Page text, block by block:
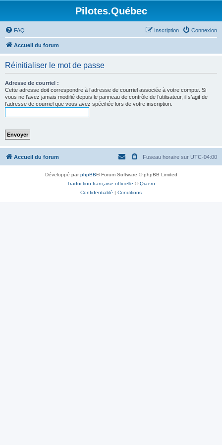
Pilotes.Québec
FAQ Connexion
Inscription
Accueil du forum
Réinitialiser le mot de passe
Adresse de courriel :
Cette adresse doit correspondre à l’adresse de courriel associée à votre compte. Si
vous ne l’avez jamais modifié depuis le panneau de contrôle de l’utilisateur, il s’agit de
l’adresse de courriel que vous avez spécifiée lors de votre inscription.
Accueil du forum Fuseau horaire sur UTC-04:00
Développé parphpBB® Forum Software © phpBB Limited
Traduction française officielle ©Qiaeru
Confidentialité | Conditions